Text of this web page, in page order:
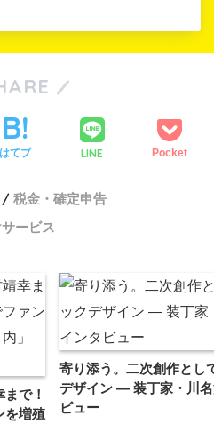
はてブ LINE Pocket
税金・確定申告
ービス
で！
を増殖
寄り添う。二次創作とし
デザイン ― 装丁家・川
ビュー